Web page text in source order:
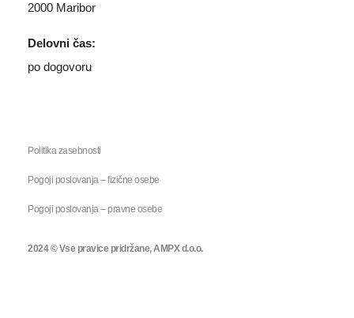
2000 Maribor
Delovni čas:
po dogovoru
2024 © Vse pravice pridržane, AMPX d.o.o.
Politika zasebnosti
Pogoji poslovanja – fizične osebe
Pogoji poslovanja – pravne osebe